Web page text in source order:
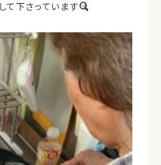
て下さっています